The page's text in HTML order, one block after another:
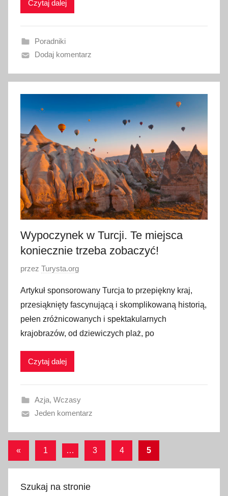
a
2
g
r
u
d
n
i
a
2
0
1
9
Czytaj dalej
Poradniki
Dodaj komentarz
Wypoczynek w Turcji. Te miejsca
koniecznie trzeba zobaczyć!
O
u
b
l
i
w
n
o
9
a
przez Turysta.org
Artykuł sponsorowany Turcja to przepiękny kraj,
przesiąknięty fascynującą i skomplikowaną historią,
pełen zróżnicowanych i spektakularnych
krajobrazów, od dziewiczych plaż, po
Czytaj dalej
Azja, Wczasy
Jeden komentarz
Stronicowanie
wpisów
« Poprzednie
1 … 3 4 5
Szukaj na stronie